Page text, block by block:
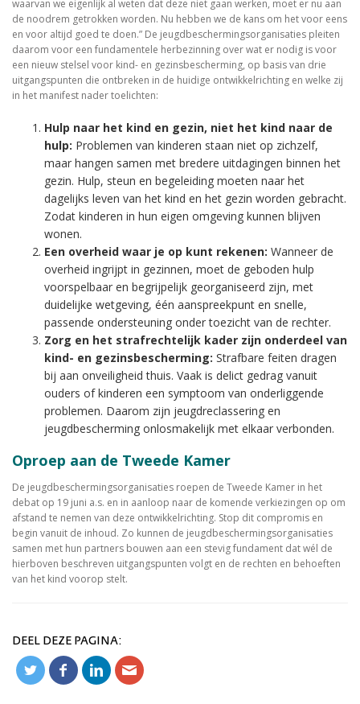
waarvan we eigenlijk al weten dat deze niet gaan werken, moet er nu aan
de noodrem getrokken worden. Nu hebben we de kans om het voor eens
en voor altijd goed te doen.” De jeugdbeschermingsorganisaties pleiten
daarom voor een fundamentele herbezinning over wat er nodig is voor
een nieuw stelsel voor kind- en gezinsbescherming, op basis van drie
uitgangspunten die ontbreken in de huidige ontwikkelrichting en welke zij
in het manifest nader toelichten:
Hulp naar het kind en gezin, niet het kind naar de
hulp: Problemen van kinderen staan niet op zichzelf,
maar hangen samen met bredere uitdagingen binnen het
gezin. Hulp, steun en begeleiding moeten naar het
dagelijks leven van het kind en het gezin worden gebracht.
Zodat kinderen in hun eigen omgeving kunnen blijven
wonen.
Een overheid waar je op kunt rekenen: Wanneer de
overheid ingrijpt in gezinnen, moet de geboden hulp
voorspelbaar en begrijpelijk georganiseerd zijn, met
duidelijke wetgeving, één aanspreekpunt en snelle,
passende ondersteuning onder toezicht van de rechter.
Zorg en het strafrechtelijk kader zijn onderdeel van
kind- en gezinsbescherming: Strafbare feiten dragen
bij aan onveiligheid thuis. Vaak is delict gedrag vanuit
ouders of kinderen een symptoom van onderliggende
problemen. Daarom zijn jeugdreclassering en
jeugdbescherming onlosmakelijk met elkaar verbonden.
Oproep aan de Tweede Kamer
De jeugdbeschermingsorganisaties roepen de Tweede Kamer in het
debat op 19 juni a.s. en in aanloop naar de komende verkiezingen op om
afstand te nemen van deze ontwikkelrichting. Stop dit compromis en
begin vanuit de inhoud. Zo kunnen de jeugdbeschermingsorganisaties
samen met hun partners bouwen aan een stevig fundament dat wél de
hierboven beschreven uitgangspunten volgt en de rechten en behoeften
van het kind voorop stelt.
DEEL DEZE PAGINA: